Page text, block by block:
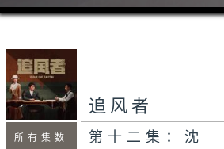
所有集数
追风者
第十二集：沈